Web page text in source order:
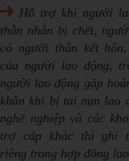
Hỗ trợ khi người
thân nhân bị chết,
có người thân kết
của người lao động,
người lao động gặp
khăn khi bị tai nạn lao
nghề nghiệp và các
trợ cấp khác thì ghi
riêng trong hợp đồng